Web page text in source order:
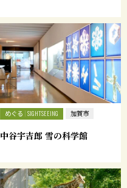
めぐる SIGHTSEEING 加賀市
中谷宇吉郎 雪の科学館